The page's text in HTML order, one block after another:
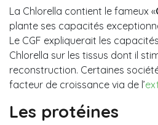
La Chlorella contient le fameux «
plante ses capacités
Le CGF expliquerait les
Chlorella sur les tissus dont il
reconstruction. Certaines
facteur de croissance via de l’
Les protéines